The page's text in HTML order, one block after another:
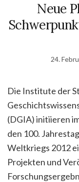
Neue
24.
Die Institute der
(DGIA) initiieren
den 100.
Weltkriegs 2012
Projekten und